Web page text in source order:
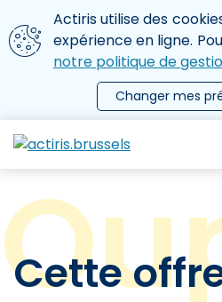
Aller au contenu principal
Nous utilisons des cookies
Actiris utilise des
expérience en ligne.
notre politique de
Changer mes
le menu
Cette